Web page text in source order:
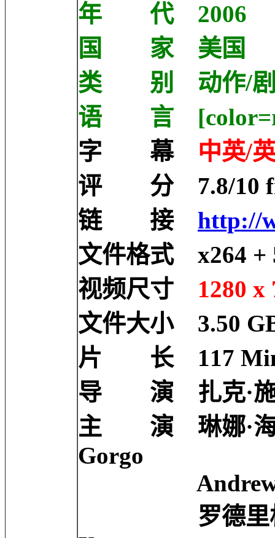
年 代 2006
国 家 美国
类 别 动作/剧
语 言
字 幕 中英/
评 分 7.8/10
链 接 http://
文件格式 x264 +
视频尺寸 1280 x
文件大小 3.50
片 长 117
导 演 扎克·施
主 演 琳娜·海蒂
Gorgo
Andrew
罗德里格·桑